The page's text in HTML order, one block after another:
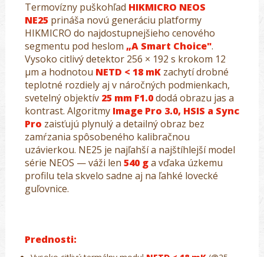
Termovízny puškohľad HIKMICRO NEOS
NE25 prináša novú generáciu platformy
HIKMICRO do najdostupnejšieho cenového
segmentu pod heslom „A Smart Choice".
Vysoko citlivý detektor 256 × 192 s krokom 12
μm a hodnotou NETD < 18 mK zachytí drobné
teplotné rozdiely aj v náročných podmienkach,
svetelný objektív 25 mm F1.0dodá obrazu jas a
kontrast. Algoritmy Image Pro 3.0, HSIS a Sync
Pro zaisťujú plynulý a detailný obraz bez
zamŕzania spôsobeného kalibračnou
uzávierkou. NE25 je najľahší a najštíhlejší model
série NEOS — váži len 540 ga vďaka úzkemu
profilu tela skvelo sadne aj na ľahké lovecké
guľovnice.
Prednosti: